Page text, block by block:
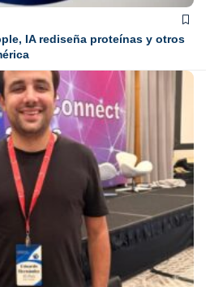
IA rediseña proteínas y otros